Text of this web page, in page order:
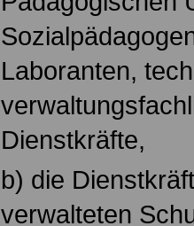
Laboranten,
Dienstkräfte,
b) die
verwalteten